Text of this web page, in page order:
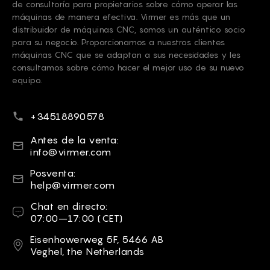
Bonjour, Raphael !
1. Le corps est en fonte, mais la table est un profilé
en aluminium, donc très résistant. Comme
alternative, nous pouvons suggérer une table à vide.
2. Oui, nous avons cette option : système de
refroidissement de l'outil avec bain de récupération
brouillard d'huile (il n'y a pas besoin de réservoir de
3. Nos responsables vous contacteront par courrier
pour vous informer des frais de livraison en Belgique.
Mach3.
5. Non, nous ne vendons que des modèles neufs.
Nous vous remercions pour vos questions ! N'hésitez
pas à nous contacter si vous avez besoin de plus
d'informations.
de consultoría para propietarios sobre cómo operar las
máquinas de manera efectiva. Virmer es más que un
distribuidor de máquinas CNC, somos un auténtico socio
para su negocio. Proporcionamos a nuestros clientes
máquinas CNC que se adaptan a sus necesidades y les
consultamos sobre cómo hacer el mejor uso de su nuevo
equipo.
Número de teléfono
+34518890578
Correo electrónico
Antes de la venta:
info@virmer.com
Correo electrónico
Posventa:
help@virmer.com
Chat en directo
Chat en directo:
07:00–17:00 (CET)
Dirección
Eisenhowerweg 5F, 5466 AB
Veghel, the Netherlands